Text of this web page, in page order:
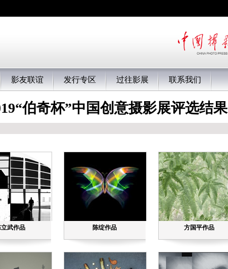
影友联谊 发行专区 过往影展 联系我们
伯奇杯”中国创意摄影展评选结果
立武作品 陈绽作品 方国平作品